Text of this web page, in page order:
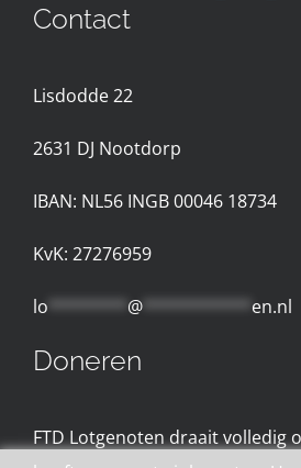
Nieuws
Contact met de Expertgroep
Gebruiksvoorwaarden
Contact
Lisdodde 22
2631 DJ Nootdorp
IBAN: NL56 INGB 00046 18734
KvK: 27276959
lo ******** @*********** en.nl
Doneren
FTD Lotgenoten draait volledig